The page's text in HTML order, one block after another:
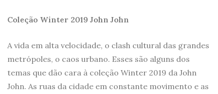
Coleção Winter 2019 John John
A vida em alta velocidade, o clash cultural das grandes
metrópoles, o caos urbano. Esses são alguns dos
temas que dão cara à coleção Winter 2019 da John
John. As ruas da cidade em constante movimento e as